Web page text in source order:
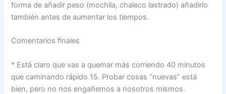
forma de añadir peso (mochila, chaleco lastrado) añadirlo
también antes de aumentar los tiempos.
Comentarios finales
* Está claro que vas a quemar más corriendo 40 minutos
que caminando rápido 15. Probar cosas “nuevas” está
bien, pero no nos engañemos a nosotros mismos.